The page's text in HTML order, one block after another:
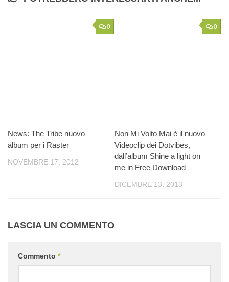
0
News: The Tribe nuovo
album per i Raster
NOVEMBRE 17, 2012
0
Non Mi Volto Mai è il nuovo
Videoclip dei Dotvibes,
dall’album Shine a light on
me in Free Download
DICEMBRE 13, 2013
LASCIA UN COMMENTO
Commento *